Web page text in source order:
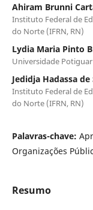
Ahiram Brunni
Instituto Federal de
do Norte (IFRN, RN)
Lydia Maria Pinto
Universidade
Jedidja Hadassa
Instituto Federal de
do Norte (IFRN, RN)
Palavras-chave:
Organizações
Resumo